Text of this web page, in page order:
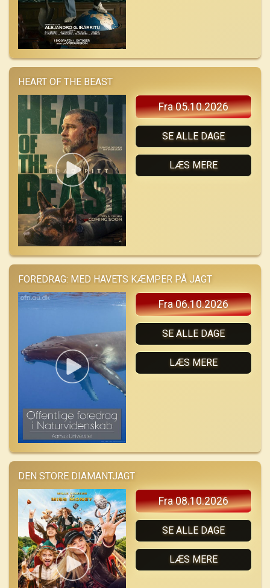
HEART OF THE BEAST
Fra 05.10.2026
SE ALLE DAGE
LÆS MERE
FOREDRAG: MED HAVETS KÆMPER PÅ JAGT
Fra 06.10.2026
SE ALLE DAGE
LÆS MERE
DEN STORE DIAMANTJAGT
Fra 08.10.2026
SE ALLE DAGE
LÆS MERE